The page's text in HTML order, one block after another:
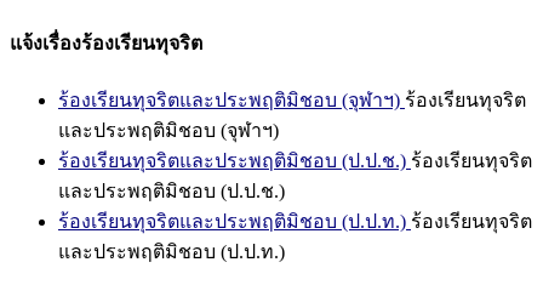
แจ้งเรื่องร้องเรียนทุจริต
ร้องเรียนทุจริตและประพฤติมิชอบ (จุฬาฯ) ร้องเรียนทุจริต
และประพฤติมิชอบ (จุฬาฯ)
ร้องเรียนทุจริตและประพฤติมิชอบ (ป.ป.ช.) ร้องเรียนทุจริต
และประพฤติมิชอบ (ป.ป.ช.)
ร้องเรียนทุจริตและประพฤติมิชอบ (ป.ป.ท.) ร้องเรียนทุจริต
และประพฤติมิชอบ (ป.ป.ท.)